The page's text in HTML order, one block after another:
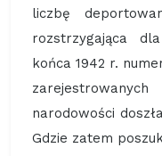
liczbę
rozstrzygająca
końca 1942 r.
narodowości
Gdzie zatem